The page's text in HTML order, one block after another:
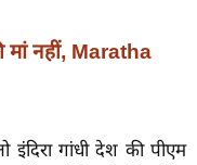
नहीं, Maratha
इंदिरा गांधी देश की पीएम